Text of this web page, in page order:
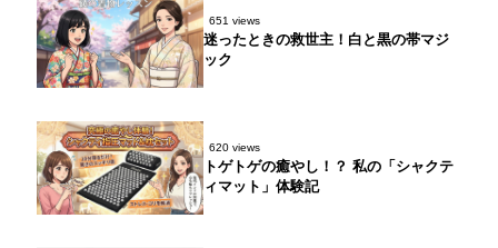
651 views
迷ったときの救世主！白と黒の帯マジ
ック
620 views
トゲトゲの癒やし！？ 私の「シャクテ
ィマット」体験記